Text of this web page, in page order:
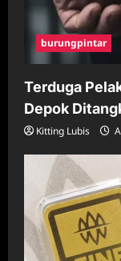
burungpintar
Terduga
Depok
Kitting Lubis